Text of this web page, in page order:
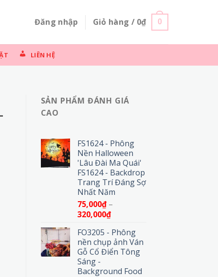
Đăng nhập Giỏ hàng / 0₫ 0
LIÊN HỆ
SẢN PHẨM ĐÁNH GIÁ
CAO
FS1624 - Phông
Nền Halloween
'Lâu Đài Ma Quái'
FS1624 - Backdrop
Trang Trí Đáng Sợ
Nhất Năm
75,000₫ –
320,000₫Khoảng
từ
75,000₫
đến
FO3205 - Phông
nền chụp ảnh Ván
Gỗ Cổ Điển Tông
Sáng -
Background Food